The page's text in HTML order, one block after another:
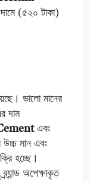
(৫২০ টাকা)
ভালো মানের
দাম
এবং
উচ্চ মান এবং
হচ্ছে।
অপেক্ষাকৃত